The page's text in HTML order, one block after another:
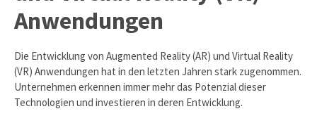
Anwendungen
Die Entwicklung von Augmented Reality (AR) und Virtual Reality
(VR) Anwendungen hat in den letzten Jahren stark zugenommen.
Unternehmen erkennen immer mehr das Potenzial dieser
Technologien und investieren in deren Entwicklung.